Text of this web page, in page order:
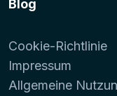
Blog
Cookie-Richtlinie
Impressum
Allgemeine